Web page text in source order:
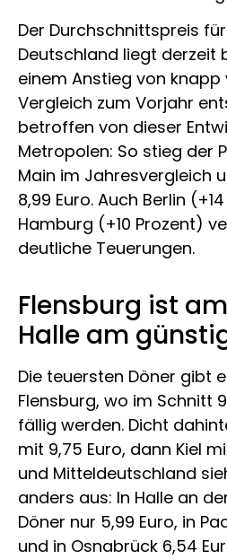
Der Durchschnittspreis
Deutschland liegt derzeit
einem Anstieg von knapp
Vergleich zum Vorjahr
betroffen von dieser
Metropolen: So stieg der
Main im Jahresvergleich
8,99 Euro. Auch Berlin
Hamburg (+10 Prozent)
deutliche Teuerungen.
Flensburg ist
Halle am
Die teuersten Döner gibt
Flensburg, wo im Schnitt
fällig werden. Dicht
mit 9,75 Euro, dann Kiel
und Mitteldeutschland
anders aus: In Halle an
Döner nur 5,99 Euro, in
und in Osnabrück 6,54